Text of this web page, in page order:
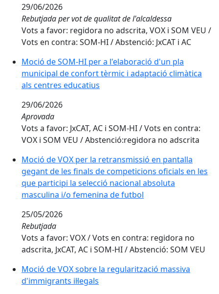
29/06/2026
Rebutjada per vot de qualitat de l'alcaldessa
Vots a favor: regidora no adscrita, VOX i SOM VEU /
Vots en contra: SOM-HI / Abstenció: JxCAT i AC
Moció de SOM-HI per a l'elaboració d'un pla
municipal de confort tèrmic i adaptació climàtica
als centres educatius
29/06/2026
Aprovada
Vots a favor: JxCAT, AC i SOM-HI / Vots en contra:
VOX i SOM VEU / Abstenció:regidora no adscrita
Moció de VOX per la retransmissió en pantalla
gegant de les finals de competicions oficials en les
que participi la selecció nacional absoluta
masculina i/o femenina de futbol
25/05/2026
Rebutjada
Vots a favor: VOX / Vots en contra: regidora no
adscrita, JxCAT, AC i SOM-HI / Abstenció: SOM VEU
Moció de VOX sobre la regularització massiva
d'immigrants il·legals